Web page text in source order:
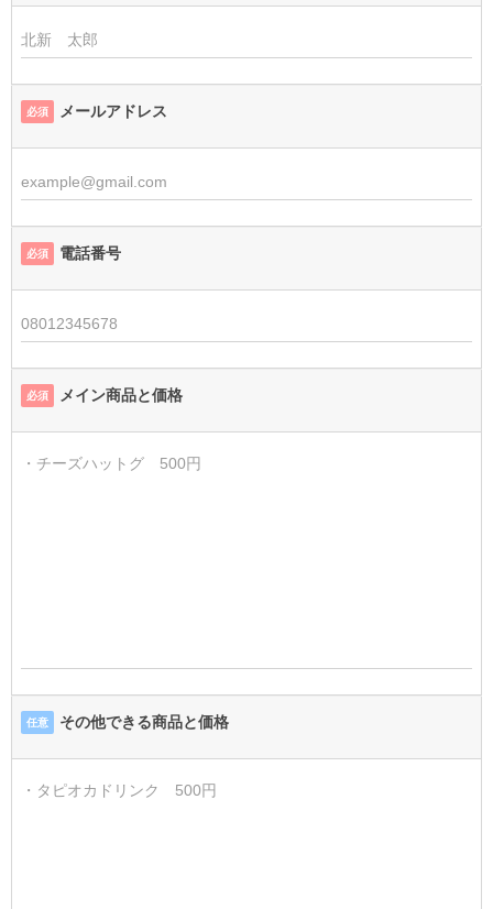
必須 メールアドレス
必須 電話番号
必須 メイン商品と価格
任意 その他できる商品と価格